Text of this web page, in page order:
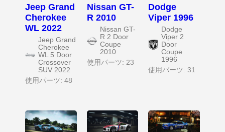
Jeep Grand
Cherokee
WL 2022
Jeep Grand
Cherokee
WL 5 Door
Crossover
SUV 2022
使用パーツ: 48
Nissan GT-
R 2010
Nissan GT-
R 2 Door
Coupe
2010
使用パーツ: 23
Dodge
Viper 1996
Dodge
Viper 2
Door
Coupe
1996
使用パーツ: 31